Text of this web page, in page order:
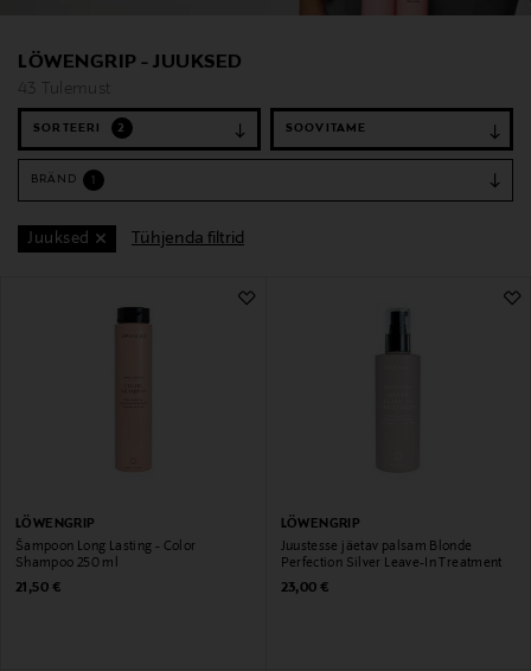
LÖWENGRIP - JUUKSED
43 Tulemust
SORTEERI 2
BRÄND
Juuksed Tühjenda filtrid
LÖWENGRIP
Šampoon Long Lasting - Color
Shampoo 250 ml
Original Price
21,50 €
LÖWENGRIP
Juustesse jäetav palsam Blonde
Perfection Silver Leave-In Treatment
Original Price
23,00 €